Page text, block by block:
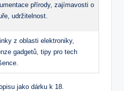
přírody, zajímavosti o
udržitelnost.
z oblasti elektroniky,
gadgetů, tipy pro tech
jako dárku k 18.